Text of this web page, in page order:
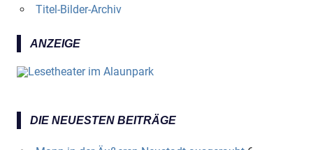
Titel-Bilder-Archiv
ANZEIGE
DIE NEUESTEN BEITRÄGE